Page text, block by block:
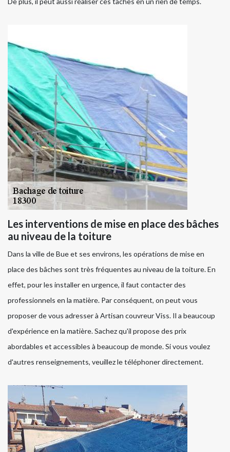
Les interventions de mise en place des bâches
au niveau de la toiture
Dans la ville de Bue et ses environs, les opérations de mise en
place des bâches sont très fréquentes au niveau de la toiture. En
effet, pour les installer en urgence, il faut contacter des
professionnels en la matière. Par conséquent, on peut vous
proposer de vous adresser à Artisan couvreur Viss. Il a beaucoup
d'expérience en la matière. Sachez qu'il propose des prix
abordables et accessibles à beaucoup de monde. Si vous voulez
d'autres renseignements, veuillez le téléphoner directement.